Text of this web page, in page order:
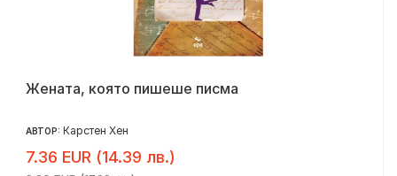
Жената, която пишеше писма
АВТОР: Карстен Хен
7.36 EUR (14.39 лв.)